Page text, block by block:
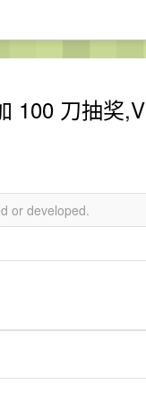
100 刀抽奖,V
or developed.